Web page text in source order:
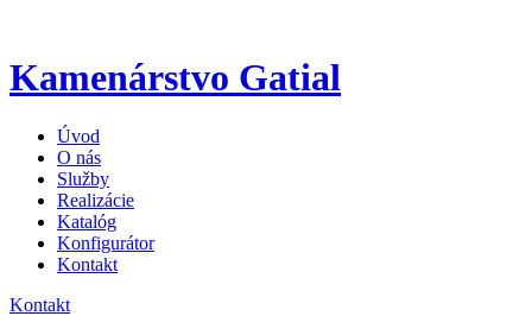
Kamenárstvo Gatial
Úvod
O nás
Služby
Realizácie
Katalóg
Konfigurátor
Kontakt
Kontakt